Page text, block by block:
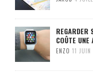
REGARDER
COÛTE UNE
ENZO 11 JUIN